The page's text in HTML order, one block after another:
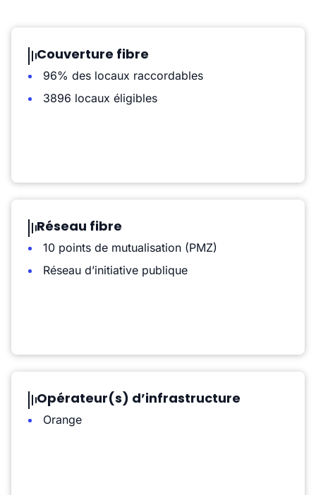
Couverture fibre
96% des locaux raccordables
3896 locaux éligibles
Réseau fibre
10 points de mutualisation (PMZ)
Réseau d’initiative publique
Opérateur(s) d’infrastructure
Orange